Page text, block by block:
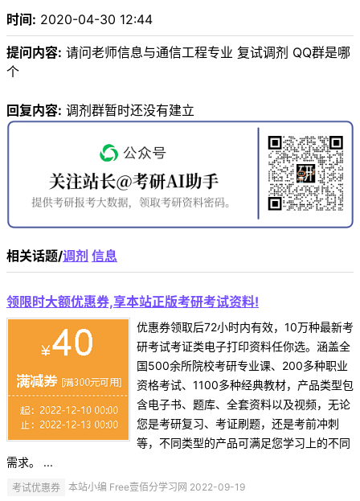
时间: 2020-04-30 12:44
提问内容: 请问老师信息与通信工程专业 复试调剂 QQ群是哪
个
回复内容: 调剂群暂时还没有建立
相关话题/调剂 信息
领限时大额优惠券,享本站正版考研考试资料!
优惠券领取后72小时内有效，10万种最新考
研考试考证类电子打印资料任你选。涵盖全
国500余所院校考研专业课、200多种职业
资格考试、1100多种经典教材，产品类型包
含电子书、题库、全套资料以及视频，无论
您是考研复习、考证刷题，还是考前冲刺
等，不同类型的产品可满足您学习上的不同
需求。 ...
考试优惠券 本站小编 Free壹佰分学习网 2022-09-19